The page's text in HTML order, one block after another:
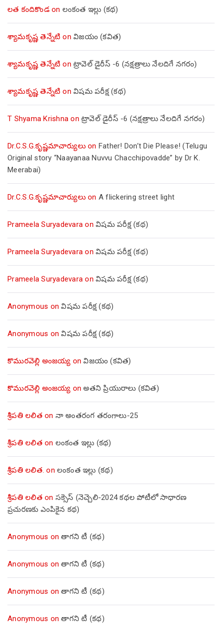
లత కందికొండon లంకంత ఇల్లు (కథ)
శ్యామకృష్ణ తెన్నేటి on విజయం (కవిత)
శ్యామకృష్ణ తెన్నేటి on ట్రావెల్ డైరీస్ -6 (నక్షత్రాలు నేలదిగే నగరం)
శ్యామకృష్ణ తెన్నేటి on విషమ పరీక్ష (క‌థ‌)
T Shyama Krishna on ట్రావెల్ డైరీస్ -6 (నక్షత్రాలు నేలదిగే నగరం)
Dr.C.S.G.కృష్ణమాచార్యులుon Father! Don’t Die Please! (Telugu
Original story “Naayanaa Nuvvu Chacchipovadde” by Dr K.
Meerabai)
Dr.C.S.G.కృష్ణమాచార్యులుon A flickering street light
Prameela Suryadevara on విషమ పరీక్ష (క‌థ‌)
Prameela Suryadevara on విషమ పరీక్ష (క‌థ‌)
Prameela Suryadevara on విషమ పరీక్ష (క‌థ‌)
Anonymous onవిషమ పరీక్ష (క‌థ‌)
Anonymous onవిషమ పరీక్ష (క‌థ‌)
కొమురవెల్లి అంజయ్య onవిజయం (కవిత)
కొమురవెల్లి అంజయ్య onఅతని ప్రియురాలు (కవిత)
శ్రీపతి లలిత on నా అంతరంగ తరంగాలు-25
శ్రీపతి లలిత on లంకంత ఇల్లు (కథ)
శ్రీపతి లలిత. on లంకంత ఇల్లు (కథ)
శ్రీపతి లలిత on సక్సెస్ (నెచ్చెలి-2024 కథల పోటీలో సాధారణ
ప్రచురణకు ఎంపికైన కథ)
Anonymous onతాగని టీ (కథ)
Anonymous onతాగని టీ (కథ)
Anonymous onతాగని టీ (కథ)
Anonymous onతాగని టీ (కథ)